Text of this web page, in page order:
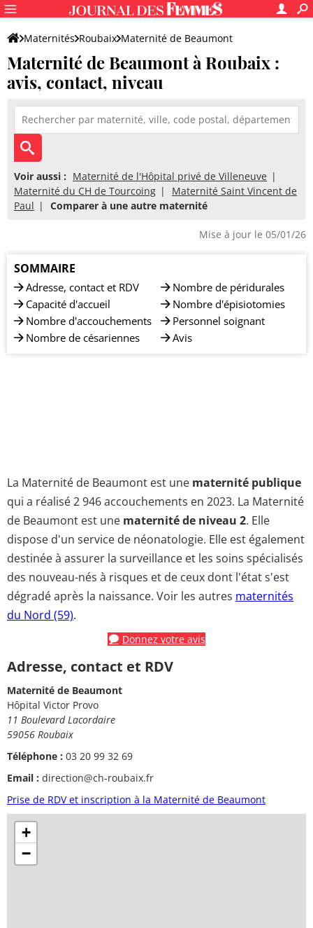
Maternités Roubaix Maternité de Beaumont
Maternité de Beaumont à Roubaix :
avis, contact, niveau
Voir aussi : Maternité de l'Hôpital privé de Villeneuve
Maternité du CH de Tourcoing
Maternité Saint Vincent de
Paul
Comparer à une autre maternité
Mise à jour le 05/01/26
SOMMAIRE
Adresse, contact et RDV
Capacité d'accueil
Nombre d'accouchements
Nombre de césariennes
Nombre de péridurales
Nombre d'épisiotomies
Personnel soignant
Avis
La Maternité de Beaumont est une maternité publique
qui a réalisé 2 946 accouchements en 2023. La Maternité
de Beaumont est une maternité de niveau 2. Elle
dispose d'un service de néonatologie. Elle est également
destinée à assurer la surveillance et les soins spécialisés
des nouveau-nés à risques et de ceux dont l'état s'est
dégradé après la naissance. Voir les autres maternités
du Nord (59).
Donnez votre avis
Adresse, contact et RDV
Maternité de Beaumont
Hôpital Victor Provo
11 Boulevard Lacordaire
59056 Roubaix
Téléphone : 03 20 99 32 69
Email : direction@ch-roubaix.fr
Prise de RDV et inscription à la Maternité de Beaumont
+
−